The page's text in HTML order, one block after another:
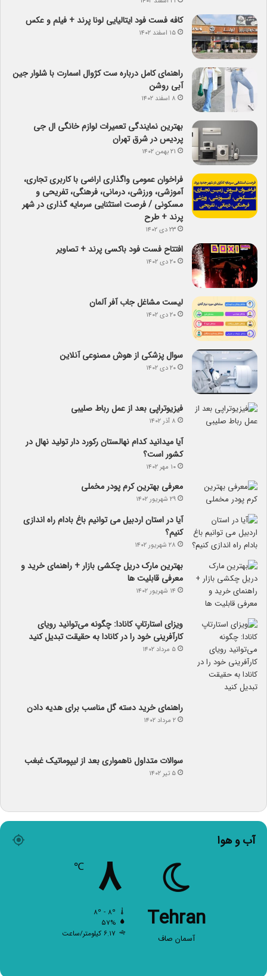
کافه فست فود ایتالیایی لونا پرند + فیلم و عکس
۱۵ اسفند ۱۴۰۲
راهنمای کامل درباره ست کژوال اسمارت با شلوار جین
آبی روشن
۸ اسفند ۱۴۰۲
بهترین نمایندگی تعمیرات لوازم خانگی ال جی
پردیس در شرق تهران
۲۱ بهمن ۱۴۰۲
فراخوان عمومی واگذاری اراضی با کاربری تجاری،
آموزشی، ورزشی، درمانی، فرهنگی، تفریحی و
مسکونی / فرصت استثنایی سرمایه گذاری در شهر
پرند + طرح
۲۳ دی ۱۴۰۲
افتتاح فست فود باکسی پرند + تصاویر
۲۰ دی ۱۴۰۲
لیست مشاغل جاب آفر آلمان
۲۰ دی ۱۴۰۲
سوال پزشکی از هوش مصنوعی آنلاین
۲۰ دی ۱۴۰۲
فیزیوتراپی بعد از عمل رباط صلیبی
۸ آذر ۱۴۰۲
آیا می­دانید کدام نهالستان رکورد دار تولید نهال­ در
کشور است؟
۱۰ مهر ۱۴۰۲
معرفی بهترین کرم پودر مخملی
۲۹ شهریور ۱۴۰۲
آیا در استان اردبیل می توانیم باغ بادام راه اندازی
کنیم؟
۲۸ شهریور ۱۴۰۲
بهترین مارک دریل چکشی بازار + راهنمای خرید و
معرفی قابلیت ها
۱۴ شهریور ۱۴۰۲
ویزای استارتاپ کانادا: چگونه می‌توانید رویای
کارآفرینی خود را در کانادا به حقیقت تبدیل کنید
۵ مرداد ۱۴۰۲
راهنمای خرید دسته گل مناسب برای هدیه دادن
۲ مرداد ۱۴۰۲
سوالات متداول ناهمواری بعد از لیپوماتیک غبغب
۵ تیر ۱۴۰۲
آب و هوا
Tehran
آسمان صاف
۸
۵۷%
۶.۱۷ کیلومتر/ساعت